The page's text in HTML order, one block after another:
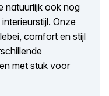
natuurlijk ook nog
Onze
comfort en stijl
met stuk voor